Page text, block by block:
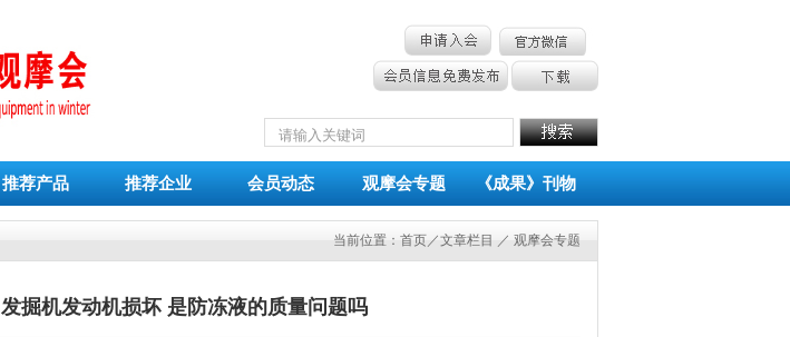
推荐产品 推荐企业 会员动态 观摩会专题 《成果》刊物
当前位置： 首页／文章栏目 ／ 观摩会专题
发掘机发动机损坏 是防冻液的质量问题吗